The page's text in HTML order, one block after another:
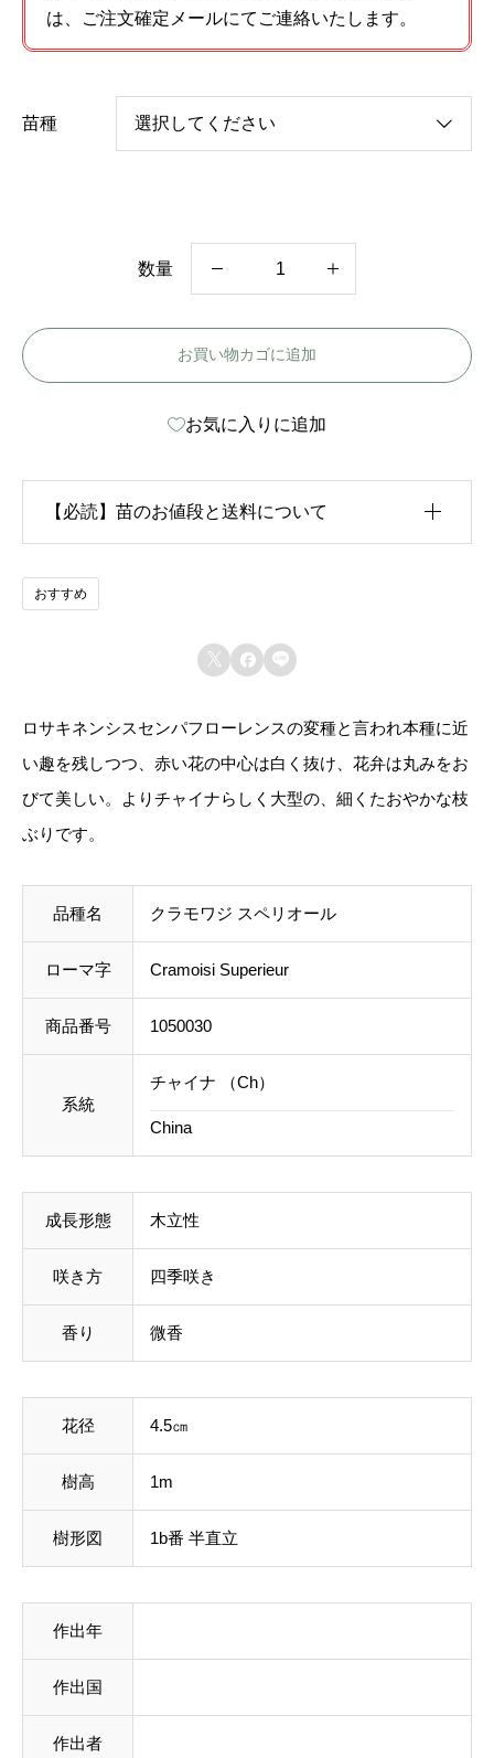
は、ご注文確定メールにてご連絡いたします。
苗種
数量
モ
ジ
-
i
s
p
個
お買い物カゴに追加
お気に入りに追加
【必読】苗のお値段と送料について
生育状況が各苗、また季節ごとに異なるため、苗のお
値段は「概算価格」
また、送料につきましては、苗の種類、生育形態、生
ト上では未記載 となっております。
ご注文後にお送りする「ご注文確定メール」にて、送
料を含めて調整した金額をお知らせいたします。送料
ルを承っております。
事前のお見積もりがご希望の場合は「お問い合わせフ
おすすめ
  
ロサキネンシスセンパフローレンスの変種と言われ本種に近
い趣を残しつつ、赤い花の中心は白く抜け、花弁は丸みをお
びて美しい。よりチャイナらしく大型の、細くたおやかな枝
ぶりです。
品種名 クラモワジ スペリオール
ローマ字 Cramoisi Superieur
商品番号 1050030
系統
チャイナ （Ch）
China
成長形態 木立性
咲き方 四季咲き
香り 微香
花径 4.5㎝
樹高 1m
樹形図 1b番 半直立
作出年
作出国
作出者